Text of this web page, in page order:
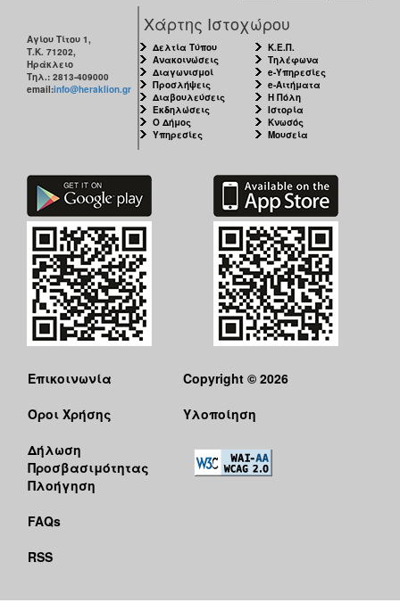
Αγίου Τίτου 1,
Τ.Κ. 71202,
Ηράκλειο
Τηλ.: 2813-409000
email:info@heraklion.gr
Χάρτης Ιστοχώρου
Δελτία Τύπου
Ανακοινώσεις
Διαγωνισμοί
Προσλήψεις
Διαβουλεύσεις
Εκδηλώσεις
Ο Δήμος
Υπηρεσίες
Κ.Ε.Π.
Τηλέφωνα
e-Υπηρεσίες
e-Αιτήματα
Η Πόλη
Ιστορία
Κνωσός
Μουσεία
Επικοινωνία
Όροι Χρήσης
Δήλωση
Προσβασιμότητας
Πλοήγηση
FAQs
RSS
Copyright © 2026
Υλοποίηση